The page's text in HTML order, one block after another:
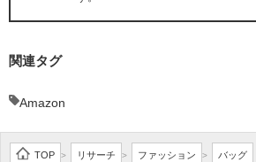
関連タグ
Amazon
TOP > リサーチ > ファッション > バッグ